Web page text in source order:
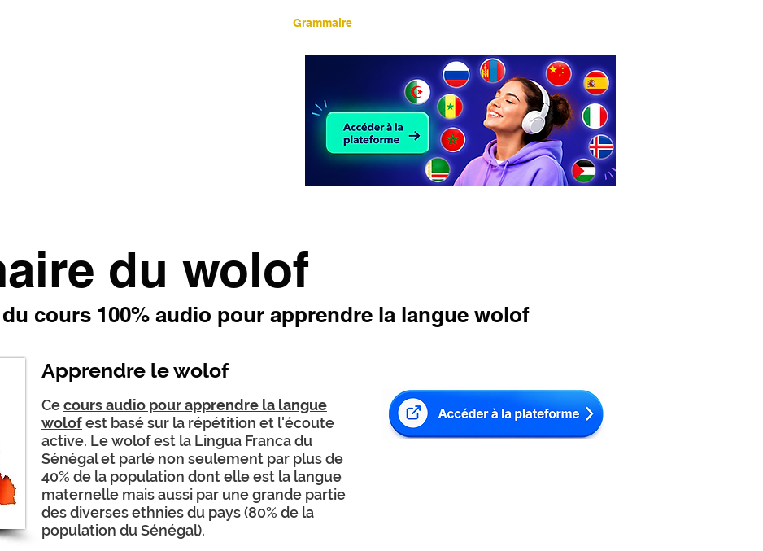
Grammaire
du wolof
cours 100% audio pour apprendre la langue wolof
Apprendre le wolof
Cecours audio pour apprendre la langue
wolofest basé sur la répétition et l'écoute
active. Le wolof est la Lingua Franca du
Sénégal et parlé non seulement par plus de
40% de la population dont elle est la langue
maternelle mais aussi par une grande partie
des diverses ethnies du pays (80% de la
population du Sénégal).